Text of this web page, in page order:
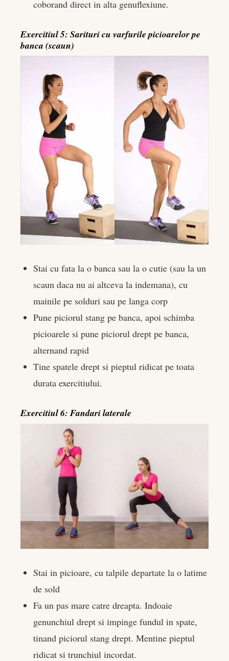
coborand direct in alta genuflexiune.
Exercitiul 5: Sarituri cu varfurile picioarelor pe
banca (scaun)
Stai cu fata la o banca sau la o cutie (sau la un
scaun daca nu ai altceva la indemana), cu
mainile pe solduri sau pe langa corp
Pune piciorul stang pe banca, apoi schimba
picioarele si pune piciorul drept pe banca,
alternand rapid
Tine spatele drept si pieptul ridicat pe toata
durata exercitiului.
Exercitiul 6: Fandari laterale
Stai in picioare, cu talpile departate la o latime
de sold
Fa un pas mare catre dreapta. Indoaie
genunchiul drept si impinge fundul in spate,
tinand piciorul stang drept. Mentine pieptul
ridicat si trunchiul incordat.